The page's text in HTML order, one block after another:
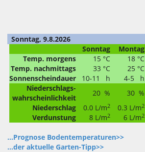
Sonntag, 9.8.2026
Sonntag
Montag
Temp. morgens
15 °C 18 °C
Temp. nachmittags
33 °C 25 °C
Sonnenscheindauer
10-11 h 4-5 h
Niederschlags-
wahrscheinlichkeit
20 % 30 %
Niederschlag
0.0 L/m2 0.3 L/m2
Verdunstung 8 L/m2 6 L/m2
...Prognose Bodentemperaturen>>
...der aktuelle Garten-Tipp>>